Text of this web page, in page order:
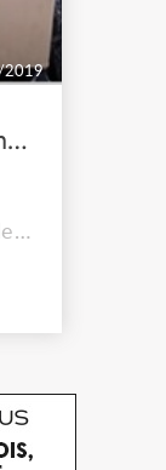
Vends 20 caisses américaines